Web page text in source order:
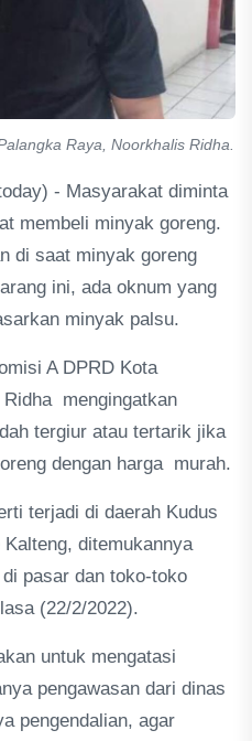
Raya, Noorkhalis Ridha.
- Masyarakat diminta
membeli minyak goreng.
di saat minyak goreng
ini, ada oknum yang
minyak palsu.
A DPRD Kota
mengingatkan
tergiur atau tertarik jika
dengan harga murah.
terjadi di daerah Kudus
ditemukannya
pasar dan toko-toko
(22/2/2022).
untuk mengatasi
pengawasan dari dinas
pengendalian, agar